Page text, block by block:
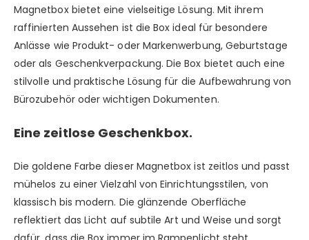
Magnetbox bietet eine vielseitige Lösung. Mit ihrem
raffinierten Aussehen ist die Box ideal für besondere
Anlässe wie Produkt- oder Markenwerbung, Geburtstage
oder als Geschenkverpackung. Die Box bietet auch eine
stilvolle und praktische Lösung für die Aufbewahrung von
Bürozubehör oder wichtigen Dokumenten.
Eine zeitlose Geschenkbox.
Die goldene Farbe dieser Magnetbox ist zeitlos und passt
mühelos zu einer Vielzahl von Einrichtungsstilen, von
klassisch bis modern. Die glänzende Oberfläche
reflektiert das Licht auf subtile Art und Weise und sorgt